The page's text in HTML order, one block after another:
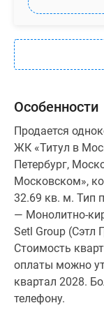
Особенности
Продается
ЖК «Титул в
Петербург,
Московском»,
32.69 кв. м. Тип
— Монолитно-
Setl Group (Сэтл
Стоимость
оплаты можно
квартал 2028.
телефону.